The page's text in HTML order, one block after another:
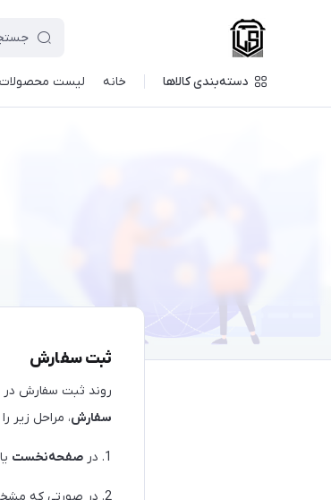
دسته‌بندی کالاها خانه لیست محصولات
ثبت سفارش
روند ثبت سفارش در
سفارش، مراحل زیر
1. در صفحه‌نخست یا